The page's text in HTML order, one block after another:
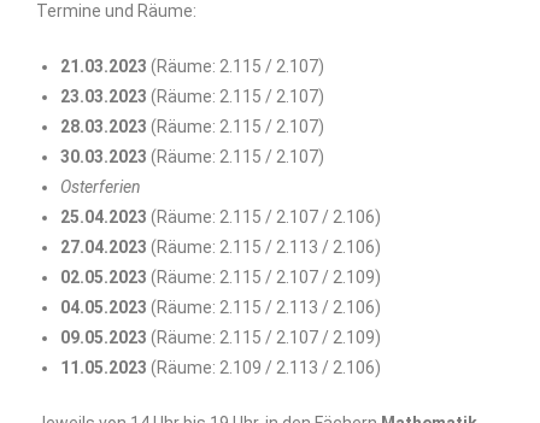
Termine und Räume:
21.03.2023 (Räume: 2.115 / 2.107)
23.03.2023 (Räume: 2.115 / 2.107)
28.03.2023 (Räume: 2.115 / 2.107)
30.03.2023 (Räume: 2.115 / 2.107)
Osterferien
25.04.2023 (Räume: 2.115 / 2.107 / 2.106)
27.04.2023 (Räume: 2.115 / 2.113 / 2.106)
02.05.2023 (Räume: 2.115 / 2.107 / 2.109)
04.05.2023 (Räume: 2.115 / 2.113 / 2.106)
09.05.2023 (Räume: 2.115 / 2.107 / 2.109)
11.05.2023 (Räume: 2.109 / 2.113 / 2.106)